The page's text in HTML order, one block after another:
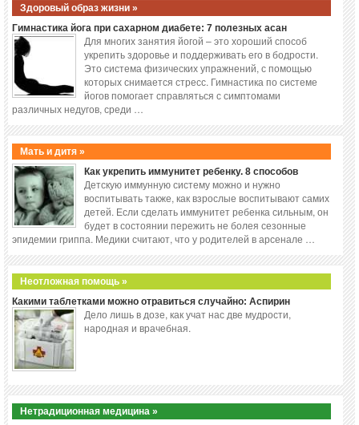
Здоровый образ жизни »
Гимнастика йога при сахарном диабете: 7 полезных асан
Для многих занятия йогой – это хороший способ
укрепить здоровье и поддерживать его в бодрости.
Это система физических упражнений, с помощью
которых снимается стресс. Гимнастика по системе
йогов помогает справляться с симптомами
различных недугов, среди …
Мать и дитя »
Как укрепить иммунитет ребенку. 8 способов
Детскую иммунную систему можно и нужно
воспитывать также, как взрослые воспитывают самих
детей. Если сделать иммунитет ребенка сильным, он
будет в состоянии пережить не болея сезонные
эпидемии гриппа. Медики считают, что у родителей в арсенале …
Неотложная помощь »
Какими таблетками можно отравиться случайно: Аспирин
Дело лишь в дозе, как учат нас две мудрости,
народная и врачебная.
Нетрадиционная медицина »